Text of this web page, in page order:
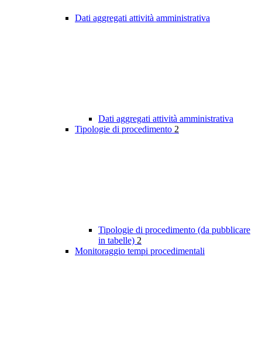
Dati aggregati attività amministrativa
Dati aggregati attività amministrativa
Tipologie di procedimento 2
Tipologie di procedimento (da pubblicare
in tabelle) 2
Monitoraggio tempi procedimentali